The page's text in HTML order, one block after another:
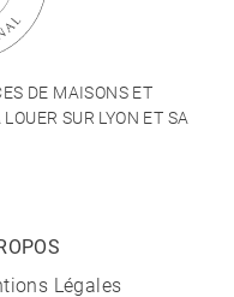
DE MAISONS ET
SUR LYON ET SA
Légales